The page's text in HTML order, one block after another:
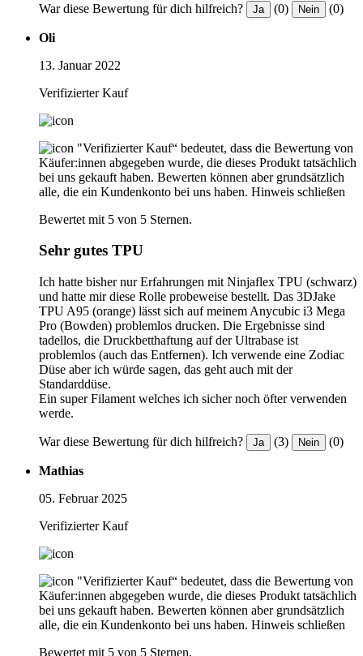
War diese Bewertung für dich hilfreich? Ja (0) Nein (0)
Oli
13. Januar 2022
Verifizierter Kauf
"Verifizierter Kauf“ bedeutet, dass die Bewertung von
Käufer:innen abgegeben wurde, die dieses Produkt tatsächlich
bei uns gekauft haben. Bewerten können aber grundsätzlich
alle, die ein Kundenkonto bei uns haben. Hinweis schließen
Bewertet mit 5 von 5 Sternen.
Sehr gutes TPU
Ich hatte bisher nur Erfahrungen mit Ninjaflex TPU (schwarz)
und hatte mir diese Rolle probeweise bestellt. Das 3DJake
TPU A95 (orange) lässt sich auf meinem Anycubic i3 Mega
Pro (Bowden) problemlos drucken. Die Ergebnisse sind
tadellos, die Druckbetthaftung auf der Ultrabase ist
problemlos (auch das Entfernen). Ich verwende eine Zodiac
Düse aber ich würde sagen, das geht auch mit der
Standarddüse.
Ein super Filament welches ich sicher noch öfter verwenden
werde.
War diese Bewertung für dich hilfreich? Ja (3) Nein (0)
Mathias
05. Februar 2025
Verifizierter Kauf
"Verifizierter Kauf“ bedeutet, dass die Bewertung von
Käufer:innen abgegeben wurde, die dieses Produkt tatsächlich
bei uns gekauft haben. Bewerten können aber grundsätzlich
alle, die ein Kundenkonto bei uns haben. Hinweis schließen
Bewertet mit 5 von 5 Sternen.